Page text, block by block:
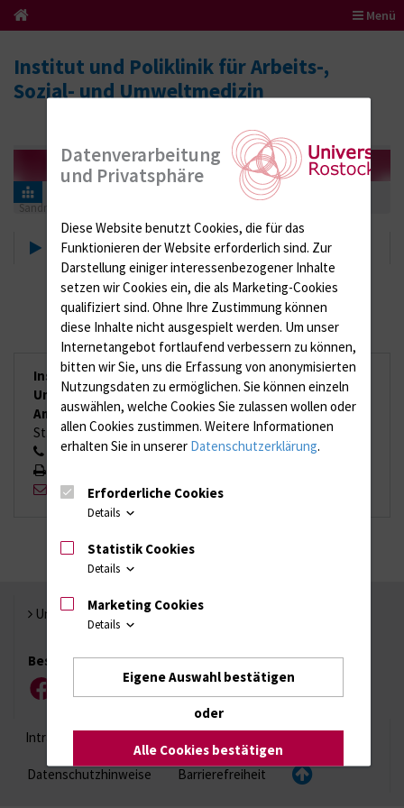
Menü
Institut und Poliklinik für Arbeits-,
Sozial- und Umweltmedizin
Sandra Engel | Med. Fachangestellte, Arbeitsmedizinische Assistentin
Sandra Engel | Med.
Fachangestellte,
Arbeitsmedizinische Assistentin
Institut und Poliklinik für Arbeits-, Sozial- und
Umweltmedizin
Ambulanz
St.-Georg-Str. 108, 18055 Rostock
0381 494 9955
sandra.engel{bei}med.uni-rostock.de
Universität Rostock
Besuchen Sie uns
FacebookInstagramYouTubeLinkedIn
Xing
Intranet
Datenschutzhinweise Barrierefreiheit
Datenverarbeitung
und Privatsphäre
Diese Website benutzt Cookies, die für das
Funktionieren der Website erforderlich sind. Zur
Darstellung einiger interessenbezogener Inhalte
setzen wir Cookies ein, die als Marketing-Cookies
qualifiziert sind. Ohne Ihre Zustimmung können
diese Inhalte nicht ausgespielt werden. Um unser
Internetangebot fortlaufend verbessern zu können,
bitten wir Sie, uns die Erfassung von anonymisierten
Nutzungsdaten zu ermöglichen. Sie können einzeln
auswählen, welche Cookies Sie zulassen wollen oder
allen Cookies zustimmen. Weitere Informationen
erhalten Sie in unserer Datenschutzerklärung.
Erforderliche Cookies
Details
Statistik Cookies
Details
Marketing Cookies
Details
Eigene Auswahl bestätigen
oder
Alle Cookies bestätigen